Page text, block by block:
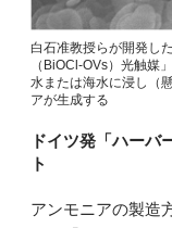
白石准教授らが開発し
（BiOCl-OVs）光触媒
水または海水に浸し（
アが生成する
ドイツ発「ハーバ
ト
アンモニアの製造